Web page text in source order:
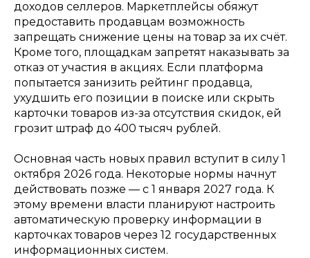
доходов селлеров. Маркетплейсы обяжут
предоставить продавцам возможность
запрещать снижение цены на товар за их счёт.
Кроме того, площадкам запретят наказывать за
отказ от участия в акциях. Если платформа
попытается занизить рейтинг продавца,
ухудшить его позиции в поиске или скрыть
карточки товаров из-за отсутствия скидок, ей
грозит штраф до 400 тысяч рублей.
Основная часть новых правил вступит в силу 1
октября 2026 года. Некоторые нормы начнут
действовать позже — с 1 января 2027 года. К
этому времени власти планируют настроить
автоматическую проверку информации в
карточках товаров через 12 государственных
информационных систем.